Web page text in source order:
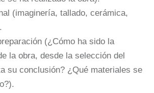
(imaginería, tallado, cerámica,
(¿Cómo ha sido la
la obra, desde la selección del
su conclusión? ¿Qué materiales se